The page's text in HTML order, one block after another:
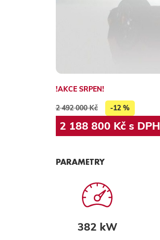
!AKCE SRPEN!
2 492 000 Kč -12 %
2 188 800 Kč s DPH
PARAMETRY
382 kW